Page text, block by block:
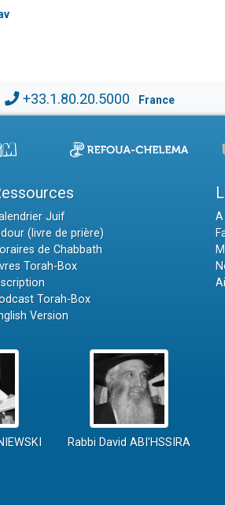
+33.1.80.20.5000 France
Juif
(livre de prière)
de Chabbath
Torah-Box
Torah-Box
Version
Rabbi David ABI'HSSIRA